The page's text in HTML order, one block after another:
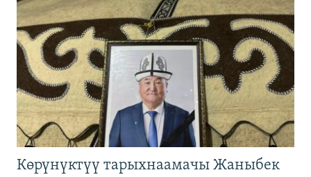
Көрүнүктүү тарыхнаамачы Жаныбек